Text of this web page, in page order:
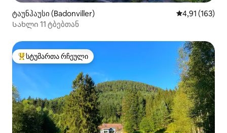
ტაუნჰაუსი (Badonviller) საშუალო
4,91 (163)
Სახლი 11 ტბებთან
სტუმართა რჩეული მოწინავე ვარიანტი
სტუმართა რჩეული